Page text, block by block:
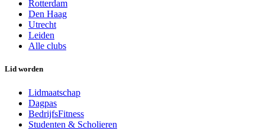
Rotterdam
Den Haag
Utrecht
Leiden
Alle clubs
Lid worden
Lidmaatschap
Dagpas
BedrijfsFitness
Studenten & Scholieren